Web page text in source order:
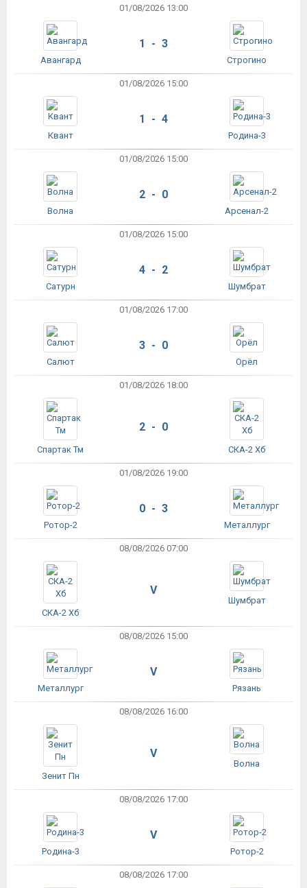
01/08/2026 13:00
Авангард
1 - 3
Строгино
01/08/2026 15:00
Квант
1 - 4
Родина-3
01/08/2026 15:00
Волна
2 - 0
Арсенал-2
01/08/2026 15:00
Сатурн
4 - 2
Шумбрат
01/08/2026 17:00
Салют
3 - 0
Орёл
01/08/2026 18:00
Спартак Тм
2 - 0
СКА-2 Хб
01/08/2026 19:00
Ротор-2
0 - 3
Металлург
08/08/2026 07:00
СКА-2 Хб
V
Шумбрат
08/08/2026 15:00
Металлург
V
Рязань
08/08/2026 16:00
Зенит Пн
V
Волна
08/08/2026 17:00
Родина-3
V
Ротор-2
08/08/2026 17:00